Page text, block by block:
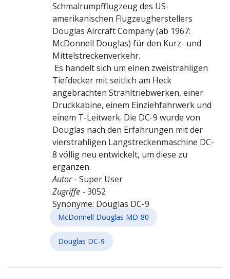
Schmalrumpfflugzeug des US-
amerikanischen Flugzeugherstellers
Douglas Aircraft Company (ab 1967:
McDonnell Douglas) für den Kurz- und
Mittelstreckenverkehr.
Es handelt sich um einen zweistrahligen
Tiefdecker mit seitlich am Heck
angebrachten Strahltriebwerken, einer
Druckkabine, einem Einziehfahrwerk und
einem T-Leitwerk. Die DC-9 wurde von
Douglas nach den Erfahrungen mit der
vierstrahligen Langstreckenmaschine DC-
8 völlig neu entwickelt, um diese zu
ergänzen.
Autor- Super User
Zugriffe - 3052
Synonyme: Douglas DC-9
McDonnell Douglas MD-80
Douglas DC-9